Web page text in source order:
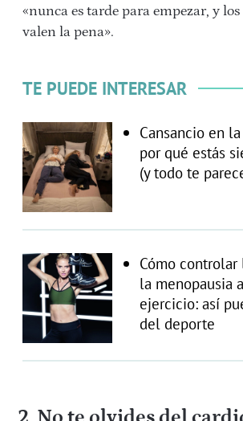
«nunca es tarde para empezar, y
valen la pena».
TE PUEDE INTERESAR
Cansancio en
por qué estás
(y todo te
Cómo
la menopausia
ejercicio: así
del deporte